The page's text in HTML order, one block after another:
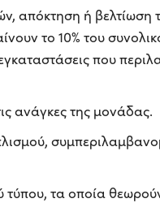
απόκτηση ή βελτίωση
το 10% του
που
ανάγκες της μονάδας.
τα οποία